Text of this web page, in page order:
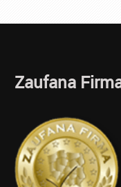
Zaufana